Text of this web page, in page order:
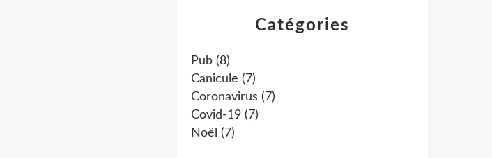
Catégories
Pub (8)
Canicule (7)
Coronavirus (7)
Covid-19 (7)
Noël (7)